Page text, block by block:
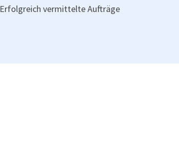
Erfolgreich vermittelte Aufträge